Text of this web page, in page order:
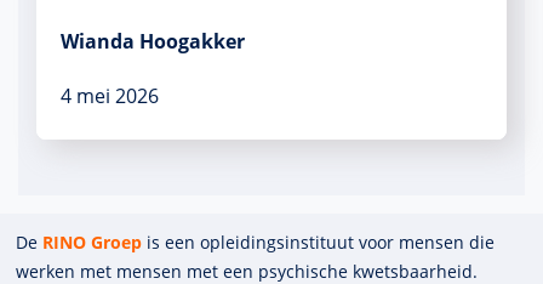
Wianda Hoogakker
4 mei 2026
De RINO Groep is een opleidings­insti­tuut voor mensen die
werken met mensen met een psychische kwets­baar­heid.